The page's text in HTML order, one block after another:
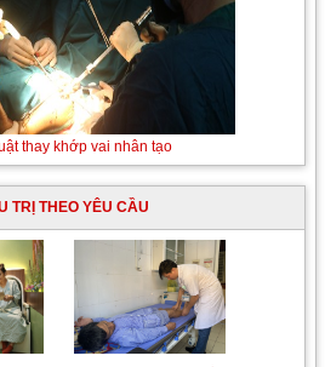
thuật
nhân
tạo
do bất đồng nhóm máu
TRỊ THEO YÊU CẦU